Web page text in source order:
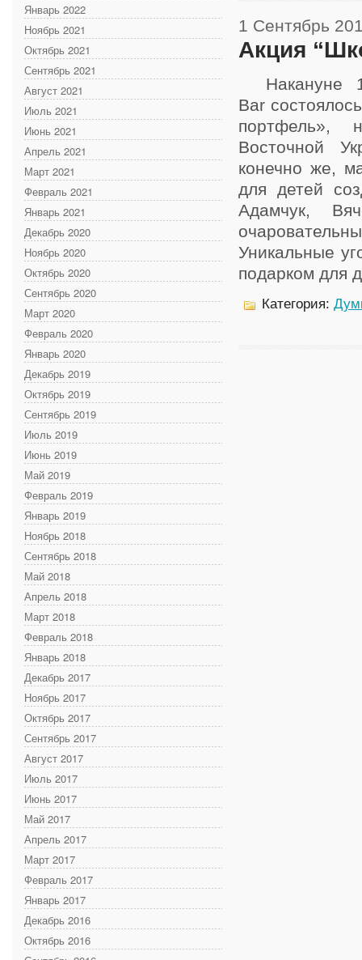
Январь 2022
Ноябрь 2021
Октябрь 2021
Сентябрь 2021
Август 2021
Июль 2021
Июнь 2021
Апрель 2021
Март 2021
Февраль 2021
Январь 2021
Декабрь 2020
Ноябрь 2020
Октябрь 2020
Сентябрь 2020
Март 2020
Февраль 2020
Январь 2020
Декабрь 2019
Октябрь 2019
Сентябрь 2019
Июль 2019
Июнь 2019
Май 2019
Февраль 2019
Январь 2019
Ноябрь 2018
Сентябрь 2018
Май 2018
Апрель 2018
Март 2018
Февраль 2018
Январь 2018
Декабрь 2017
Ноябрь 2017
Октябрь 2017
Сентябрь 2017
Август 2017
Июль 2017
Июнь 2017
Май 2017
Апрель 2017
Март 2017
Февраль 2017
Январь 2017
Декабрь 2016
Октябрь 2016
1 Сентябрь
Акция
Накануне
Bar
портфель»,
Восточной
конечно же,
для детей
Адамчук,
Уникальные
подарком для
Категория: